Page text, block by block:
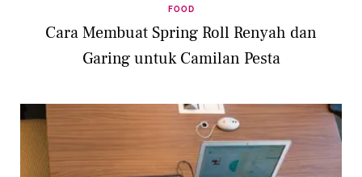
FOOD
Cara Membuat Spring Roll Renyah dan
Garing untuk Camilan Pesta